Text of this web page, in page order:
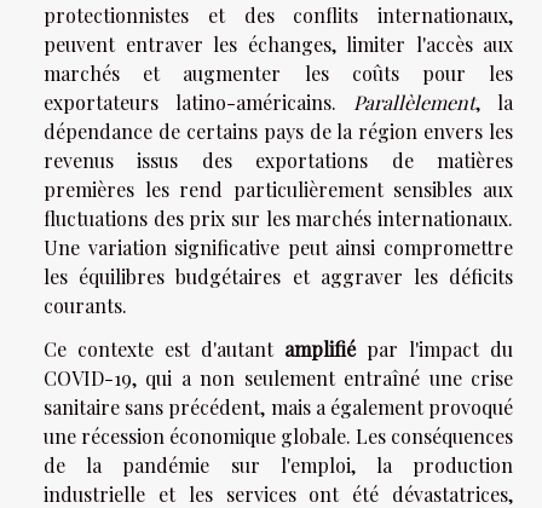
protectionnistes et des conflits internationaux,
peuvent entraver les échanges, limiter l'accès aux
marchés et augmenter les coûts pour les
exportateurs latino-américains. Parallèlement, la
dépendance de certains pays de la région envers les
revenus issus des exportations de matières
premières les rend particulièrement sensibles aux
fluctuations des prix sur les marchés internationaux.
Une variation significative peut ainsi compromettre
les équilibres budgétaires et aggraver les déficits
courants.
Ce contexte est d'autant amplifiépar l'impact du
COVID-19, qui a non seulement entraîné une crise
sanitaire sans précédent, mais a également provoqué
une récession économique globale. Les conséquences
de la pandémie sur l'emploi, la production
industrielle et les services ont été dévastatrices,